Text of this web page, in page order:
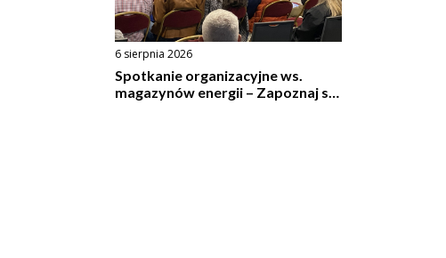
6 sierpnia 2026
Spotkanie organizacyjne ws.
magazynów energii – Zapoznaj się